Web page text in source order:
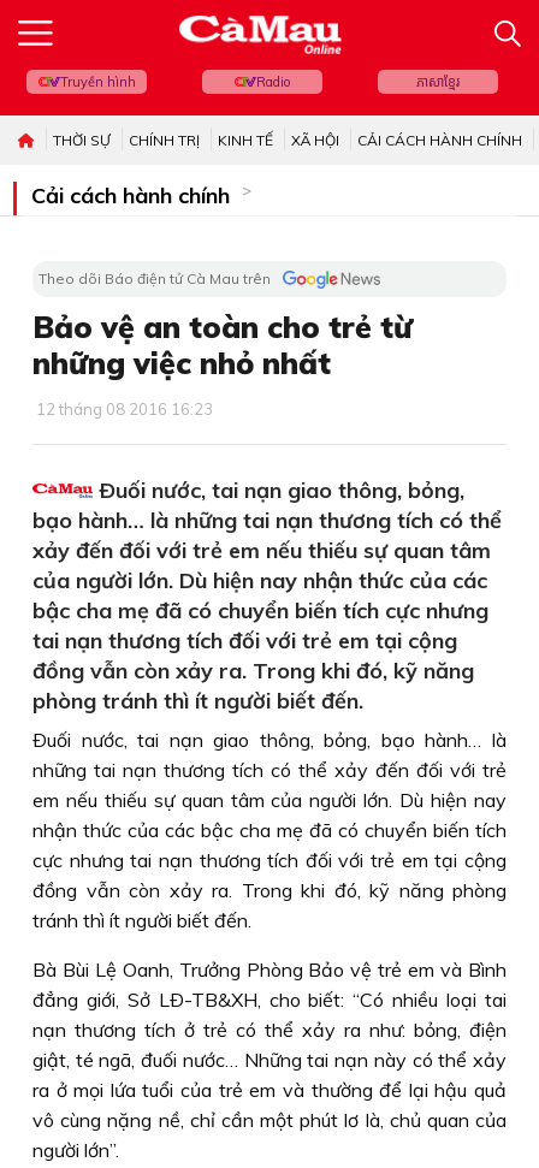
Truyền hình Radio ភាសាខ្មែរ
THỜI SỰ CHÍNH TRỊ KINH TẾ XÃ HỘI CẢI CÁCH HÀNH CHÍNH
Cải cách hành chính
Theo dõi Báo điện tử Cà Mau trên
Bảo vệ an toàn cho trẻ từ
những việc nhỏ nhất
12 tháng 08 2016 16:23
Ðuối nước, tai nạn giao thông, bỏng,
bạo hành… là những tai nạn thương tích có thể
xảy đến đối với trẻ em nếu thiếu sự quan tâm
của người lớn. Dù hiện nay nhận thức của các
bậc cha mẹ đã có chuyển biến tích cực nhưng
tai nạn thương tích đối với trẻ em tại cộng
đồng vẫn còn xảy ra. Trong khi đó, kỹ năng
phòng tránh thì ít người biết đến.
Ðuối nước, tai nạn giao thông, bỏng, bạo hành… là
những tai nạn thương tích có thể xảy đến đối với trẻ
em nếu thiếu sự quan tâm của người lớn. Dù hiện nay
nhận thức của các bậc cha mẹ đã có chuyển biến tích
cực nhưng tai nạn thương tích đối với trẻ em tại cộng
đồng vẫn còn xảy ra. Trong khi đó, kỹ năng phòng
tránh thì ít người biết đến.
Bà Bùi Lệ Oanh, Trưởng Phòng Bảo vệ trẻ em và Bình
đẳng giới, Sở LÐ-TB&XH, cho biết: “Có nhiều loại tai
nạn thương tích ở trẻ có thể xảy ra như: bỏng, điện
giật, té ngã, đuối nước… Những tai nạn này có thể xảy
ra ở mọi lứa tuổi của trẻ em và thường để lại hậu quả
vô cùng nặng nề, chỉ cần một phút lơ là, chủ quan của
người lớn”.